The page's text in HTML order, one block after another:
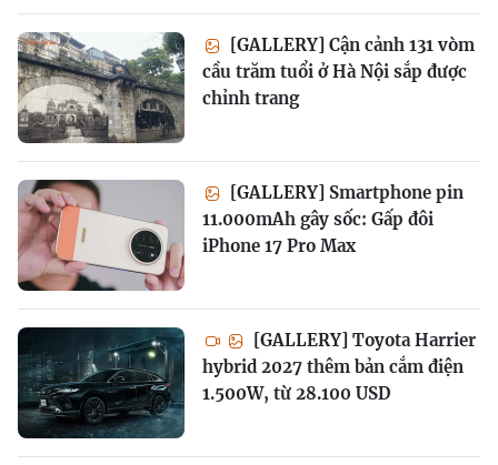
[GALLERY] Cận cảnh 131 vòm
cầu trăm tuổi ở Hà Nội sắp được
chỉnh trang
[GALLERY] Smartphone pin
11.000mAh gây sốc: Gấp đôi
iPhone 17 Pro Max
[GALLERY] Toyota Harrier
hybrid 2027 thêm bản cắm điện
1.500W, từ 28.100 USD